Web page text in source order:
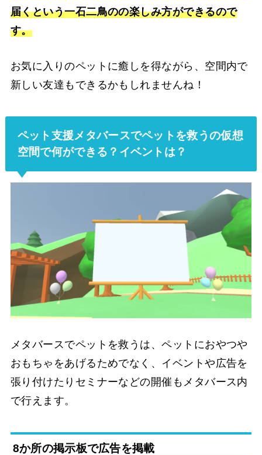
届くという一石二鳥のの楽しみ方ができるので
す。
お気に入りのペットに癒しを得ながら、空間内で
新しい友達もできるかもしれませんね！
ペット支援メタバースでペットを救うの仮想
空間で何ができる？イベントは？
メタバースでペットを救うは、ペットにおやつや
おもちゃをあげるためでなく、イベントや広告を
張り付けたりセミナーなどの開催もメタバース内
で行えます。
8か所の掲示板で広告を掲載